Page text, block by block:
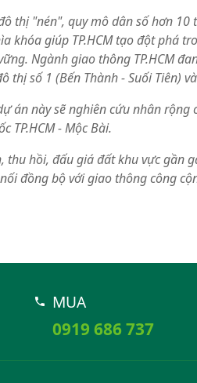
thị "nén", quy mô dân số hơn 10
khóa giúp TP.HCM tạo đột phá
Ngành giao thông TP.HCM
thị số 1 (Bến Thành - Suối Tiên)
án này sẽ nghiên cứu nhân rộng
TP.HCM - Mộc Bài.
thu hồi, đấu giá đất khu vực gần
đồng bộ với giao thông công
MUA
0919 686 737